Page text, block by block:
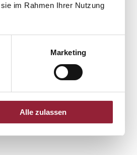
im Rahmen Ihrer Nutzung
Marketing
Alle zulassen
(IWW),